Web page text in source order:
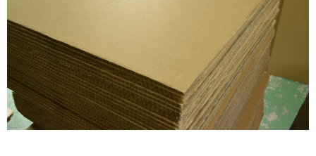
アニメ関連